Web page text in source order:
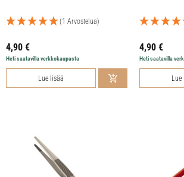
(1 Arvostelua)
4,90 €
Heti saatavilla verkkokaupasta
Lue lisää
4,90 €
Heti saatavilla
Lue